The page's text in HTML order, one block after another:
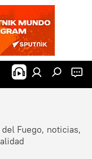
Fuego, noticias,